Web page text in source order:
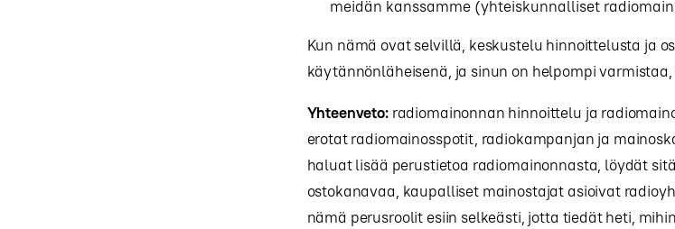
meidän kanssamme (yhteiskunnalliset
Kun nämä ovat selvillä, keskustelu hinnoittelusta ja
käytännönläheisenä, ja sinun on helpompi
Yhteenveto:radiomainonnan hinnoittelu ja
erotat radiomainosspotit, radiokampanjan ja
haluat lisää perustietoa radiomainonnasta, löydät
ostokanavaa, kaupalliset mainostajat asioivat
nämä perusroolit esiin selkeästi, jotta tiedät heti,